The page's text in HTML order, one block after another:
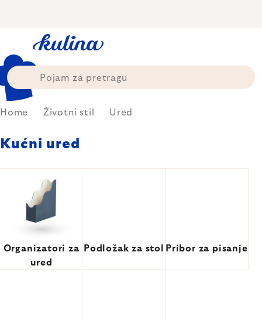
Home Životni stil Ured
Kućni ured
Organizatori za
ured
Podložak za stol Pribor za pisanje